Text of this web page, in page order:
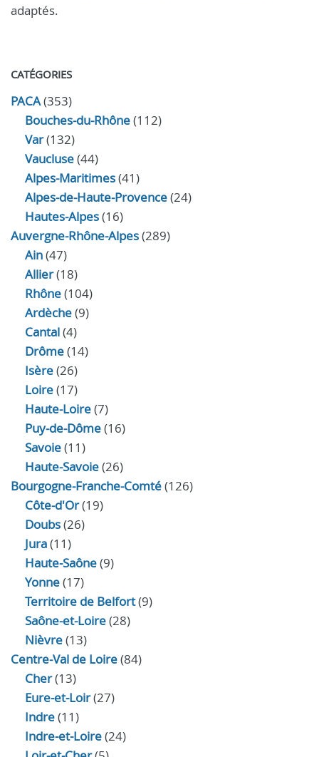
adaptés.
CATÉGORIES
PACA(353)
Bouches-du-Rhône(112)
Var(132)
Vaucluse(44)
Alpes-Maritimes(41)
Alpes-de-Haute-Provence(24)
Hautes-Alpes(16)
Auvergne-Rhône-Alpes(289)
Ain(47)
Allier(18)
Rhône(104)
Ardèche(9)
Cantal(4)
Drôme(14)
Isère(26)
Loire(17)
Haute-Loire(7)
Puy-de-Dôme(16)
Savoie(11)
Haute-Savoie(26)
Bourgogne-Franche-Comté(126)
Côte-d'Or(19)
Doubs(26)
Jura(11)
Haute‑Saône(9)
Yonne(17)
Territoire de Belfort(9)
Saône-et-Loire(28)
Nièvre(13)
Centre-Val de Loire(84)
Cher(13)
Eure‑et‑Loir(27)
Indre(11)
Indre‑et‑Loire(24)